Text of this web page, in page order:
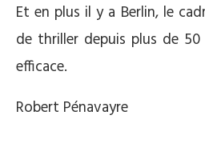
Et en plus il y a Berlin, le
de thriller depuis plus de
efficace.
Robert Pénavayre